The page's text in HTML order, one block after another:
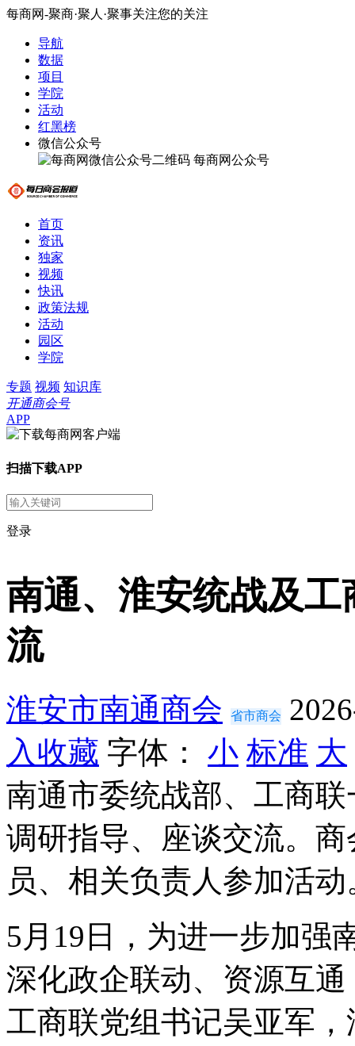
每商网-聚商·聚人·聚事关注您的关注
导航
数据
项目
学院
活动
红黑榜
微信公众号
每商网公众号
首页
资讯
独家
视频
快讯
政策法规
活动
园区
学院
专题 视频 知识库
开通商会号
APP
扫描下载APP
登录
南通、淮安统战及
流
淮安市南通商会 省市商会
入收藏 字体： 小 标准 大
南通市委统战部、工商
调研指导、座谈交流。
员、相关负责人参加活动
5月19日，为进一步加强
深化政企联动、资源互
工商联党组书记吴亚军